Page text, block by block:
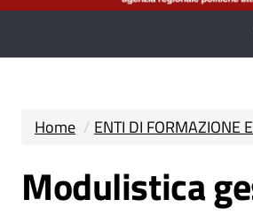
Home ENTI DI FORMAZIONE
Modulistica